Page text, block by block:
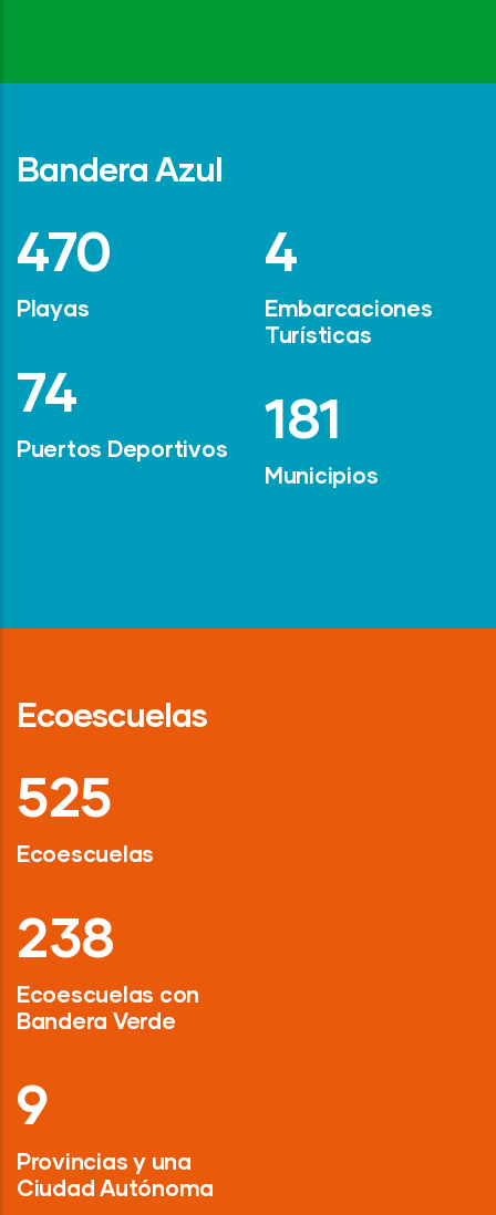
Bandera Azul
642
Playas
101
Puertos Deportivos
6
Embarcaciones
Turísticas
247
Municipios
Ecoescuelas
718
Ecoescuelas
326
Ecoescuelas con
Bandera Verde
13
Provincias y una
Ciudad Autónoma